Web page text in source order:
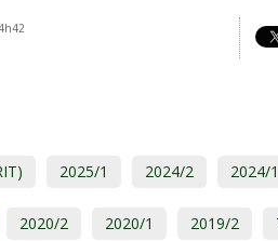
2025/1 2024/2 2024/1
2020/2 2020/1 2019/2